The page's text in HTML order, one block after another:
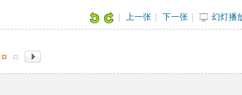
上一张 下一张 幻灯播